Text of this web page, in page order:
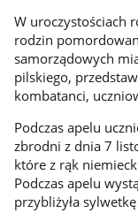
W uroczystościach
rodzin
samorządowych
pilskiego,
kombatanci,
Podczas apelu
zbrodni z dnia 7
które z rąk
Podczas apelu
przybliżyła